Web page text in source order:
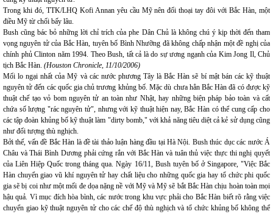
Trong khi đó, TTK/LHQ Kofi Annan yêu cầu Mỹ nên đối thoại tay đôi với Bắc Hàn, một
điều Mỹ từ chối bấy lâu.
Bush cũng bác bỏ những lời chỉ trích của phe Dân Chủ là không chú ý kịp thời đến tham
vọng nguyên tử của Bắc Hàn, tuyên bố Bình Nhưỡng đã không chấp nhận một đề nghị của
chính phủ Clinton năm 1994. Theo Bush, tất cả là do sự ương ngạnh của Kim Jong Il, Chủ
tịch Bắc Hàn. (Houston Chronicle, 11/10/2006)
Mối lo ngại nhất của Mỹ và các nước phương Tây là Bắc Hàn sẽ bí mật bán các kỹ thuật
nguyên tử đến các quốc gia chủ trương khủng bố. Mặc dù chưa hẳn Bắc Hàn đã có được kỹ
thuật chế tạo vỏ bom nguyên tử an toàn như Nhật, hay những biện pháp bảo toàn và cất
chứa số lượng "rác nguyên tử", nhưng với kỹ thuật hiện nay, Bắc Hàn có thể cung cấp cho
các tập đoàn khủng bố kỹ thuật làm "dirty bomb," với khả năng tiêu diệt cả kẻ sử dụng cũng
như đối tượng thù nghịch.
Bởi thế, vấn đề Bắc Hàn là đề tài thảo luận hàng đầu tại Hà Nội. Bush thúc dục các nước Á
Châu và Thái Bình Dương phải cứng rắn với Bắc Hàn và tuân thủ việc thực thi nghị quyết
của Liên Hiệp Quốc trong tháng qua. Ngày 16/11, Bush tuyên bố ở Singapore, "Việc Bắc
Hàn chuyển giao vũ khí nguyên tử hay chất liệu cho những quốc gia hay tổ chức phi quốc
gia sẽ bị coi như một mối đe dọa nặng nề với Mỹ và Mỹ sẽ bắt Bắc Hàn chịu hoàn toàn mọi
hậu quả. Vì mục đích hòa bình, các nước trong khu vực phải cho Bắc Hàn biết rõ rằng việc
chuyển giao kỹ thuật nguyên tử cho các chế độ thù nghịch và tổ chức khủng bố không thể